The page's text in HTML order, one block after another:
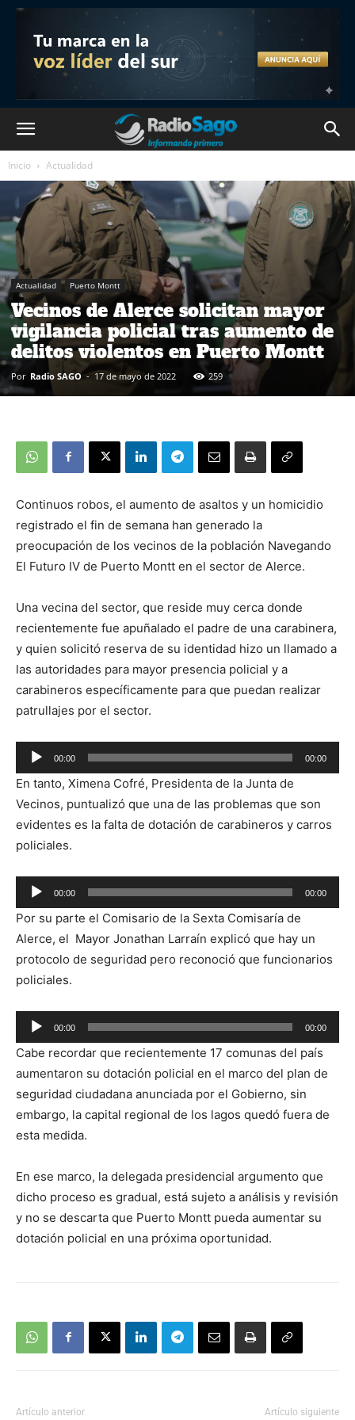
Inicio Actualidad
Actualidad Puerto Montt
Vecinos de Alerce solicitan mayor
vigilancia policial tras aumento de
delitos violentos en Puerto Montt
Por Radio SAGO - 17 de mayo de 2022 259
Continuos robos, el aumento de asaltos y un homicidio
registrado el fin de semana han generado la
preocupación de los vecinos de la población Navegando
El Futuro IV de Puerto Montt en el sector de Alerce.
Una vecina del sector, que reside muy cerca donde
recientemente fue apuñalado el padre de una carabinera,
y quien solicitó reserva de su identidad hizo un llamado a
las autoridades para mayor presencia policial y a
carabineros específicamente para que puedan realizar
patrullajes por el sector.
Reproductor
de
audio
00:00 00:00
En tanto, Ximena Cofré, Presidenta de la Junta de
Vecinos, puntualizó que una de las problemas que son
evidentes es la falta de dotación de carabineros y carros
policiales.
Reproductor
de
audio
00:00 00:00
Por su parte el Comisario de la Sexta Comisaría de
Alerce, el Mayor Jonathan Larraín explicó que hay un
protocolo de seguridad pero reconoció que funcionarios
policiales.
Reproductor
de
audio
00:00 00:00
Cabe recordar que recientemente 17 comunas del país
aumentaron su dotación policial en el marco del plan de
seguridad ciudadana anunciada por el Gobierno, sin
embargo, la capital regional de los lagos quedó fuera de
esta medida.
En ese marco, la delegada presidencial argumento que
dicho proceso es gradual, está sujeto a análisis y revisión
y no se descarta que Puerto Montt pueda aumentar su
dotación policial en una próxima oportunidad.
Artículo anterior Artículo siguiente